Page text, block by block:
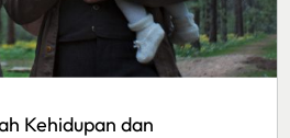
Kehidupan dan